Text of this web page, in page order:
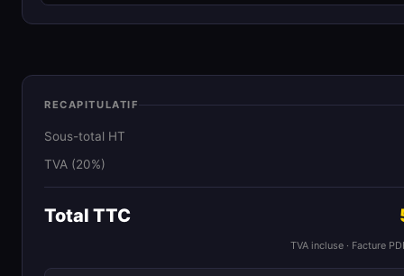
RECAPITULATIF
Sous-total HT
TVA (20%)
Total TTC
TVA incluse · Facture